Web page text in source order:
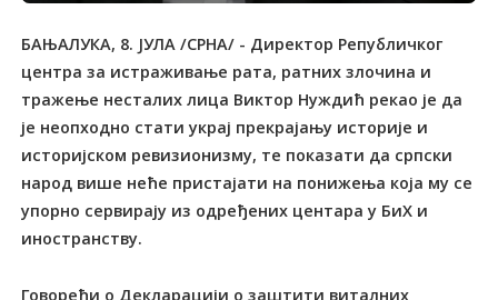
БАЊАЛУКА, 8. ЈУЛА /СРНА/ - Директор Републичког
центра за истраживање рата, ратних злочина и
тражење несталих лица Виктор Нуждић рекао је да
је неопходно стати украј прекрајању историје и
историјском ревизионизму, те показати да српски
народ више неће пристајати на понижења која му се
упорно сервирају из одређених центара у БиХ и
иностранству.
Говорећи о Декларацији о заштити виталних